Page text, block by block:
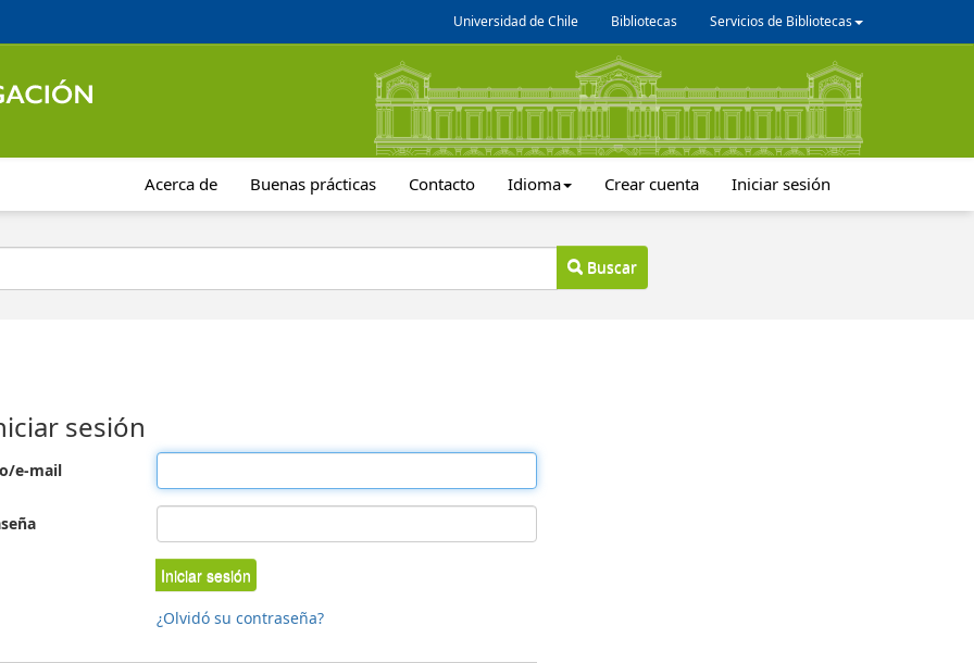
Universidad de Chile Bibliotecas Servicios de Bibliotecas
Acerca de Buenas prácticas Contacto Idioma Crear cuenta Iniciar sesión
Buscar
sesión
e-mail
Iniciar sesión
¿Olvidó su contraseña?